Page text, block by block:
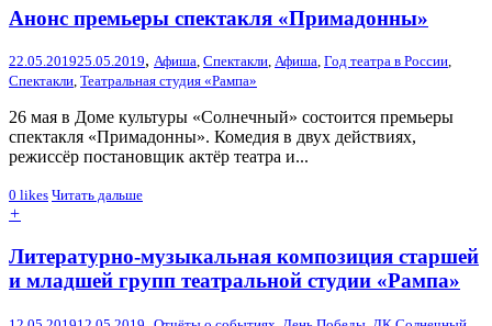
Анонс премьеры спектакля «Примадонны»
22.05.201925.05.2019, Афиша, Спектакли, Афиша, Год театра в России,
Спектакли, Театральная студия «Рампа»
26 мая в Доме культуры «Солнечный» состоится премьеры
спектакля «Примадонны». Комедия в двух действиях,
режиссёр постановщик актёр театра и...
0 likes Читать дальше
+
Литературно-музыкальная композиция старшей
и младшей групп театральной студии «Рампа»